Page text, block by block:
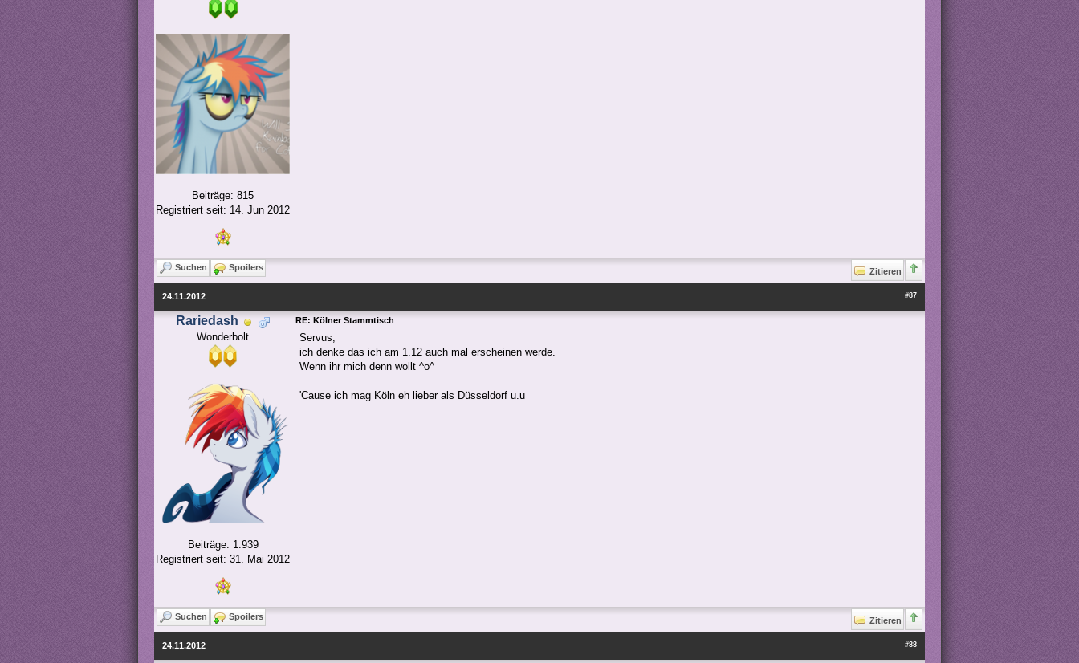
Beiträge: 815
Registriert seit: 14. Jun 2012
Suchen Spoilers Zitieren
#87
24.11.2012
Rariedash
Wonderbolt
Beiträge: 1.939
Registriert seit: 31. Mai 2012
RE: Kölner Stammtisch
Servus,
ich denke das ich am 1.12 auch mal erscheinen werde.
Wenn ihr mich denn wollt ^o^
'Cause ich mag Köln eh lieber als Düsseldorf u.u
Suchen Spoilers Zitieren
#88
24.11.2012